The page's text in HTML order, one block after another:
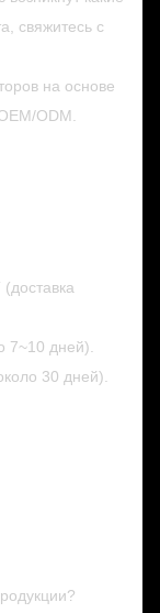
свяжитесь с
на основе
ODM.
7~10 дней).
30 дней).